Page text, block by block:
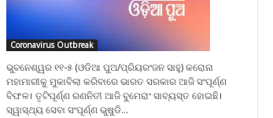
Coronavirus Outbreak
ଭୁବନେଶ୍ୱର ୧୧-୫ (ଓଡିଆ ପୁଅ/ପ୍ରିୟରଂଜନ ସାହୁ) କରୋନା
ମହାମାରୀକୁ ମୁକାବିଲା କରିବାରେ ଭାରତ ସରକାର ଆଜି ସଂପୂର୍ଣ୍ଣ
ବିଫଳ। ତୃଟିପୂର୍ଣ୍ଣ ରଣନିତୀ ଆଜି ବୁମେରାଂ ସାବ୍ୟସ୍ତ ହୋଇଛି।
ସ୍ୱାସ୍ଥ୍ୟ ସେବା ସଂପୂର୍ଣ୍ଣ ଭୁଷୁଡି...